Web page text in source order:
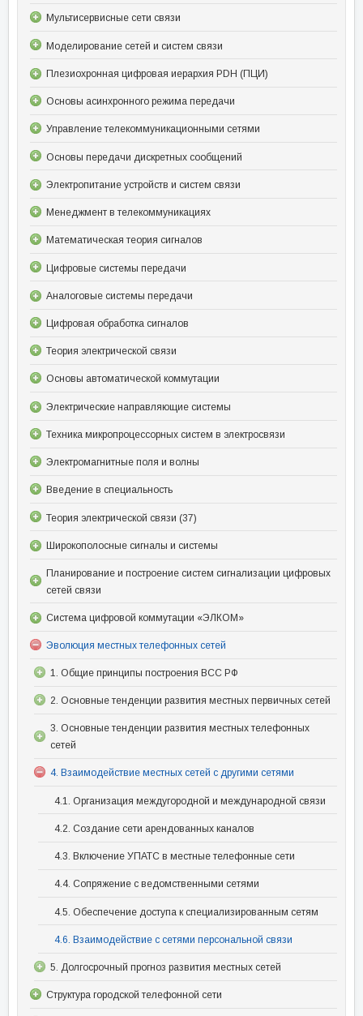
Мультисервисные сети связи
Моделирование сетей и систем связи
Плезиохронная цифровая иерархия PDH (ПЦИ)
Основы асинхронного режима передачи
Управление телекоммуникационными сетями
Основы передачи дискретных сообщений
Электропитание устройств и систем связи
Менеджмент в телекоммуникациях
Математическая теория сигналов
Цифровые системы передачи
Аналоговые системы передачи
Цифровая обработка сигналов
Теория электрической связи
Основы автоматической коммутации
Электрические направляющие системы
Техника микропроцессорных систем в электросвязи
Электромагнитные поля и волны
Введение в специальность
Теория электрической связи (37)
Широкополосные сигналы и системы
Планирование и построение систем сигнализации цифровых
сетей связи
Система цифровой коммутации «ЭЛКОМ»
Эволюция местных телефонных сетей
1. Общие принципы построения ВСС РФ
2. Основные тенденции развития местных первичных сетей
3. Основные тенденции развития местных телефонных
сетей
4. Взаимодействие местных сетей с другими сетями
4.1. Организация междугородной и международной связи
4.2. Создание сети арендованных каналов
4.3. Включение УПАТС в местные телефонные сети
4.4. Сопряжение с ведомственными сетями
4.5. Обеспечение доступа к специализированным сетям
4.6. Взаимодействие с сетями персональной связи
5. Долгосрочный прогноз развития местных сетей
Структура городской телефонной сети